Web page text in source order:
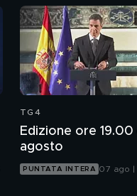
TG4
Edizione ore 19.00
agosto
PUNTATA INTERA 07 ago |